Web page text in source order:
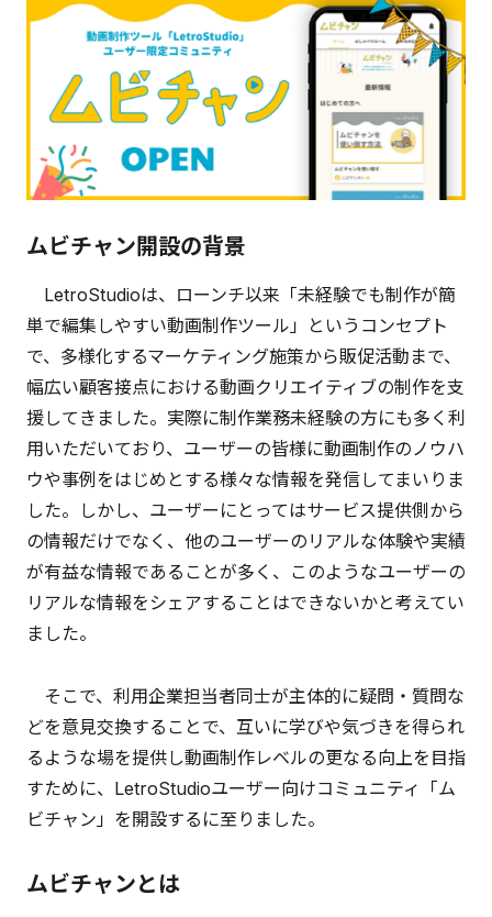
ムビチャン開設の背景
LetroStudioは、ローンチ以来「未経験でも制作が簡
単で編集しやすい動画制作ツール」というコンセプト
で、多様化するマーケティング施策から販促活動まで、
幅広い顧客接点における動画クリエイティブの制作を支
援してきました。実際に制作業務未経験の方にも多く利
用いただいており、ユーザーの皆様に動画制作のノウハ
ウや事例をはじめとする様々な情報を発信してまいりま
した。しかし、ユーザーにとってはサービス提供側から
の情報だけでなく、他のユーザーのリアルな体験や実績
が有益な情報であることが多く、このようなユーザーの
リアルな情報をシェアすることはできないかと考えてい
ました。
そこで、利用企業担当者同士が主体的に疑問・質問な
どを意見交換することで、互いに学びや気づきを得られ
るような場を提供し動画制作レベルの更なる向上を目指
すために、LetroStudioユーザー向けコミュニティ「ム
ビチャン」を開設するに至りました。
ムビチャンとは